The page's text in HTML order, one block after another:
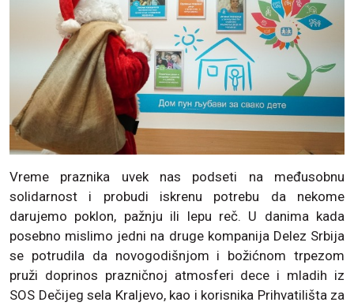
Vreme praznika uvek nas podseti na međusobnu
solidarnost i probudi iskrenu potrebu da nekome
darujemo poklon, pažnju ili lepu reč. U danima kada
posebno mislimo jedni na druge kompanija Delez Srbija
se potrudila da novogodišnjom i božićnom trpezom
pruži doprinos prazničnoj atmosferi dece i mladih iz
SOS Dečijeg sela Kraljevo, kao i korisnika Prihvatilišta za